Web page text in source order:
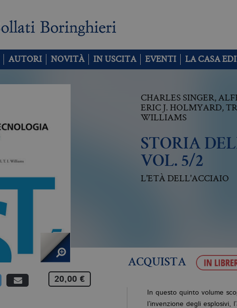
AUTORI NOVITÀ IN USCITA EVENTI LA CASA
20,00 €
CHARLES SINGER,
ERIC J. HOLMYARD,
WILLIAMS
STORIA
VOL. 5/2
L'ETÀ DELL'ACCIAIO
ACQUISTA
In questo quinto volume
l’invenzione degli esplosivi,